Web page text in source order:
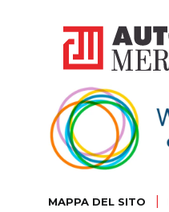
MAPPA DEL SITO